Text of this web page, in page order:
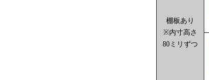
棚板あり
※内寸高さ
80ミリずつ